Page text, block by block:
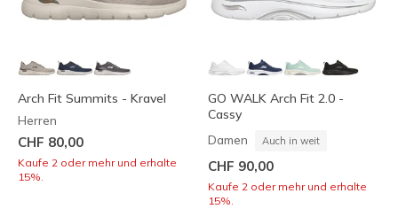
Arch Fit Summits - Kravel
Herren
CHF 80,00
Kaufe 2 oder mehr und erhalte
15%.
GO WALK Arch Fit 2.0 -
Cassy
Damen Auch in weit
CHF 90,00
Kaufe 2 oder mehr und erhalte
15%.